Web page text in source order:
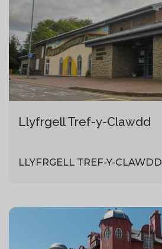
Llyfrgell Tref-y-Clawdd
LLYFRGELL TREF-Y-CLAWDD